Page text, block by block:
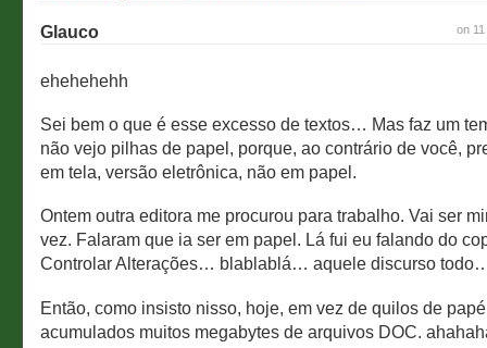
on
Glauco
ehehehehh
Sei bem o que é esse excesso de textos… Mas faz um
não vejo pilhas de papel, porque, ao contrário de você,
em tela, versão eletrônica, não em papel.
Ontem outra editora me procurou para trabalho. Vai ser
vez. Falaram que ia ser em papel. Lá fui eu falando do
Controlar Alterações… blablablá… aquele discurso
Então, como insisto nisso, hoje, em vez de quilos de
acumulados muitos megabytes de arquivos DOC.